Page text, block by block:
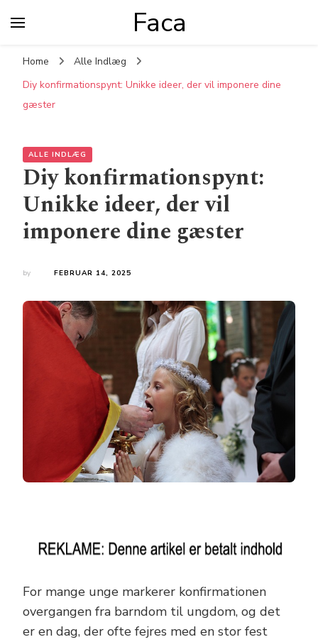
Faca
Home
Alle Indlæg
Diy konfirmationspynt: Unikke ideer, der vil imponere dine
gæster
ALLE INDLÆG
Diy konfirmationspynt:
Unikke ideer, der vil
imponere dine gæster
by FEBRUAR 14, 2025
For mange unge markerer konfirmationen
overgangen fra barndom til ungdom, og det
er en dag, der ofte fejres med en stor fest